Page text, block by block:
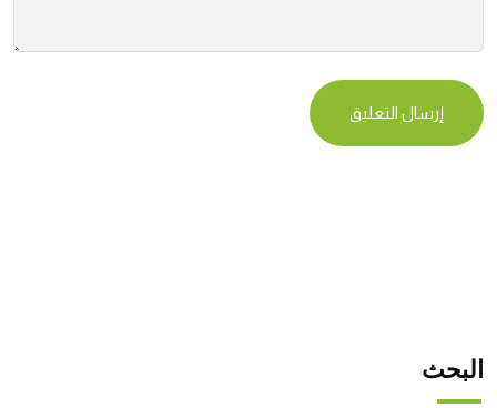
البحث